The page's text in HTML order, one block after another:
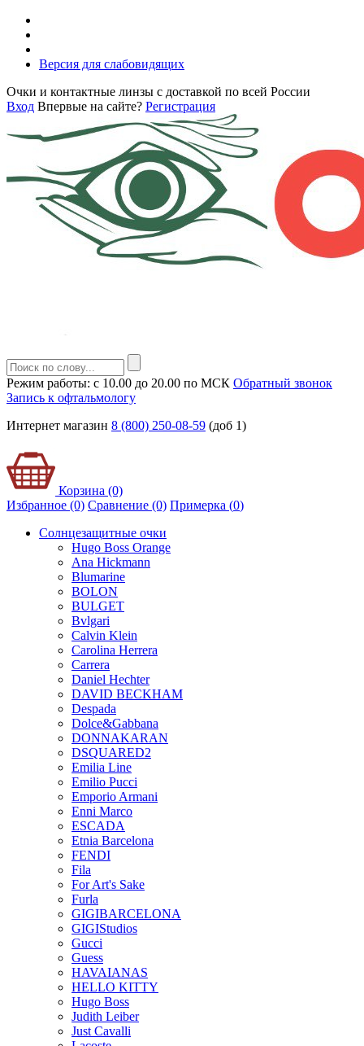
Версия для слабовидящих
Очки и контактные линзы с доставкой по всей России
Вход Впервые на сайте? Регистрация
Режим работы: с 10.00 до 20.00 по МСК Обратный звонок
Запись к офтальмологу
Интернет магазин 8 (800) 250-08-59 (доб 1)
Корзина (0)
Избранное (0) Сравнение (0) Примерка (0)
Солнцезащитные очки
Hugo Boss Orange
Ana Hickmann
Blumarine
BOLON
BULGET
Bvlgari
Calvin Klein
Carolina Herrera
Carrera
Daniel Hechter
DAVID BECKHAM
Despada
Dolce&Gabbana
DONNAKARAN
DSQUARED2
Emilia Line
Emilio Pucci
Emporio Armani
Enni Marco
ESCADA
Etnia Barcelona
FENDI
Fila
For Art's Sake
Furla
GIGIBARCELONA
GIGIStudios
Gucci
Guess
HAVAIANAS
HELLO KITTY
Hugo Boss
Judith Leiber
Just Cavalli